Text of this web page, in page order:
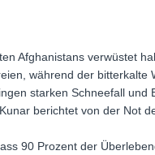
Afghanistans verwüstet
während der bitterkalte
starken Schneefall und
berichtet von der Not
90 Prozent der